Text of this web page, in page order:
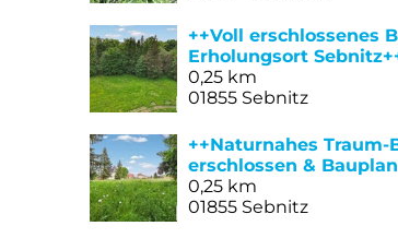
++Voll erschlossenes
Erholungsort
0,25 km
01855 Sebnitz
++Naturnahes Traum-
erschlossen &
0,25 km
01855 Sebnitz